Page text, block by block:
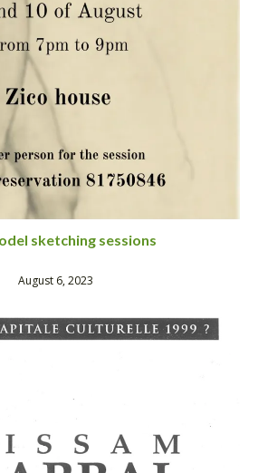
sketching sessions
August 6, 2023